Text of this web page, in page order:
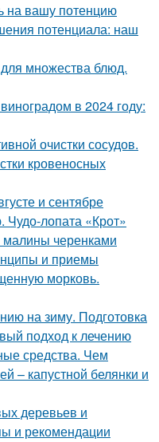
на вашу потенцию
потенциала: наш
множества блюд.
в 2024 году:
очистки сосудов.
кровеносных
и сентябре
Чудо-лопата «Крот»
черенками
и приемы
морковь.
на зиму. Подготовка
подход к лечению
средства. Чем
– капустной белянки и
деревьев и
и рекомендации